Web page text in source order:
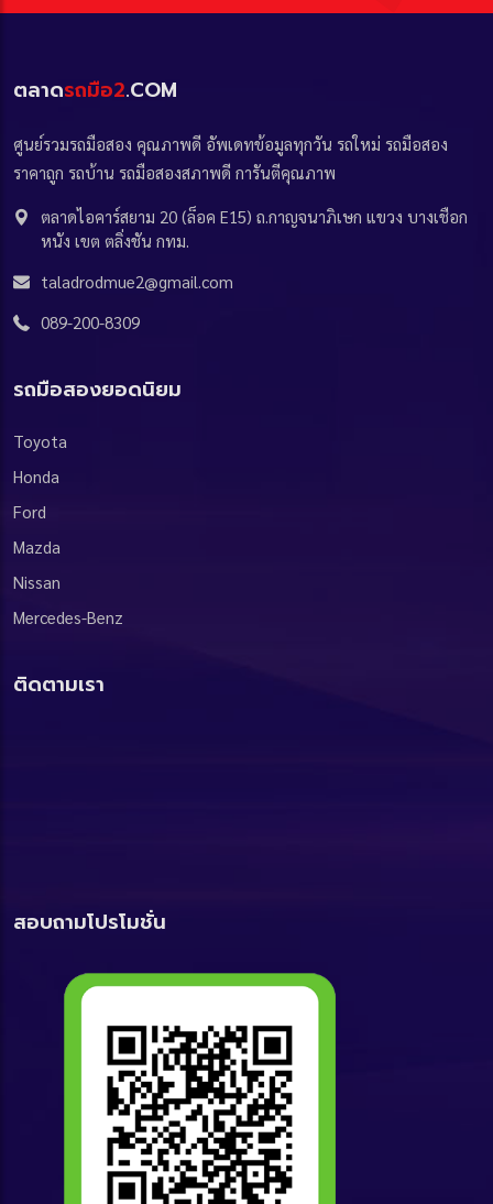
ตลาดรถมือ2.COM
ศูนย์รวมรถมือสอง คุณภาพดี อัพเดทข้อมูลทุกวัน รถใหม่ รถมือสอง
ราคาถูก รถบ้าน รถมือสองสภาพดี การันตีคุณภาพ
ตลาดไอคาร์สยาม 20 (ล็อค E15) ถ.กาญจนาภิเษก แขวง บางเชือก
หนัง เขต ตลิ่งชัน กทม.
taladrodmue2@gmail.com
089-200-8309
รถมือสองยอดนิยม
Toyota
Honda
Ford
Mazda
Nissan
Mercedes-Benz
ติดตามเรา
สอบถามโปรโมชั่น